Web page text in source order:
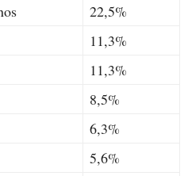
22,5%
11,3%
11,3%
8,5%
6,3%
5,6%